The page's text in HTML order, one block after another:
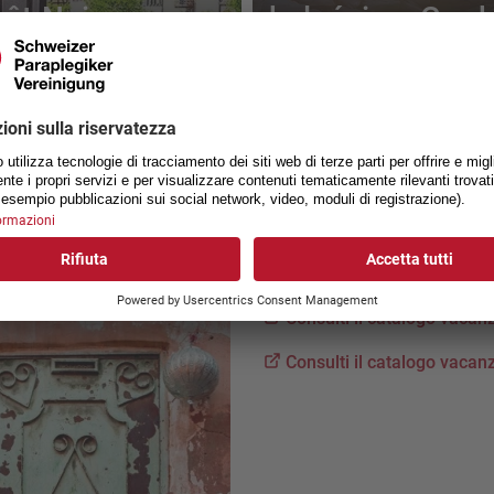
Noire
avec soin)
balnéaires
ParaVacances
Consulti il catalogo
Consulti il catalogo